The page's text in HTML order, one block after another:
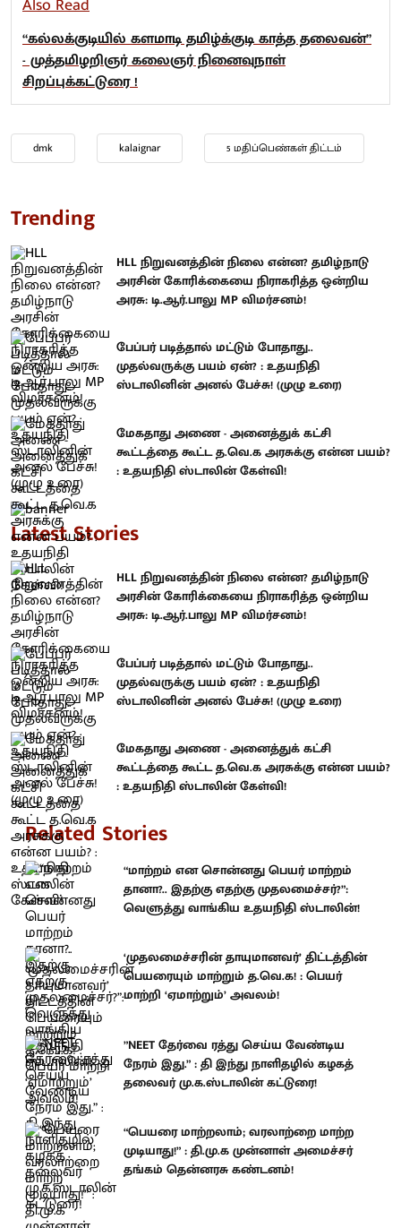
“கல்லக்குடியில் களமாடி தமிழ்க்குடி காத்த தலைவன்”
- முத்தமிழறிஞர் கலைஞர் நினைவுநாள்
சிறப்புக்கட்டுரை !
dmk kalaignar 5 மதிப்பெண்கள் திட்டம்
Trending
HLL நிறுவனத்தின் நிலை என்ன? தமிழ்நாடு
அரசின் கோரிக்கையை நிராகரித்த ஒன்றிய
அரசு: டி.ஆர்.பாலு MP விமர்சனம்!
பேப்பர் படித்தால் மட்டும் போதாது..
முதல்வருக்கு பயம் ஏன்? : உதயநிதி
ஸ்டாலினின் அனல் பேச்சு! (முழு உரை)
மேகதாது அணை - அனைத்துக் கட்சி
கூட்டத்தை கூட்ட த.வெ.க அரசுக்கு என்ன பயம்?
: உதயநிதி ஸ்டாலின் கேள்வி!
Latest Stories
HLL நிறுவனத்தின் நிலை என்ன? தமிழ்நாடு
அரசின் கோரிக்கையை நிராகரித்த ஒன்றிய
அரசு: டி.ஆர்.பாலு MP விமர்சனம்!
பேப்பர் படித்தால் மட்டும் போதாது..
முதல்வருக்கு பயம் ஏன்? : உதயநிதி
ஸ்டாலினின் அனல் பேச்சு! (முழு உரை)
மேகதாது அணை - அனைத்துக் கட்சி
கூட்டத்தை கூட்ட த.வெ.க அரசுக்கு என்ன பயம்?
: உதயநிதி ஸ்டாலின் கேள்வி!
Related Stories
“மாற்றம் என சொன்னது பெயர் மாற்றம்
தானா?.. இதற்கு எதற்கு முதலமைச்சர்?”:
வெளுத்து வாங்கிய உதயநிதி ஸ்டாலின்!
‘முதலமைச்சரின் தாயுமானவர்’ திட்டத்தின்
பெயரையும் மாற்றும் த.வெ.க! : பெயர்
மாற்றி ‘ஏமாற்றும்’ அவலம்!
”NEET தேர்வை ரத்து செய்ய வேண்டிய
நேரம் இது.” : தி இந்து நாளிதழில் கழகத்
தலைவர் மு.க.ஸ்டாலின் கட்டுரை!
“பெயரை மாற்றலாம்; வரலாற்றை மாற்ற
முடியாது!” : தி.மு.க முன்னாள் அமைச்சர்
தங்கம் தென்னரசு கண்டனம்!